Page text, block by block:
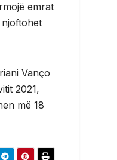
emrat
Vanço
2021,
më 18